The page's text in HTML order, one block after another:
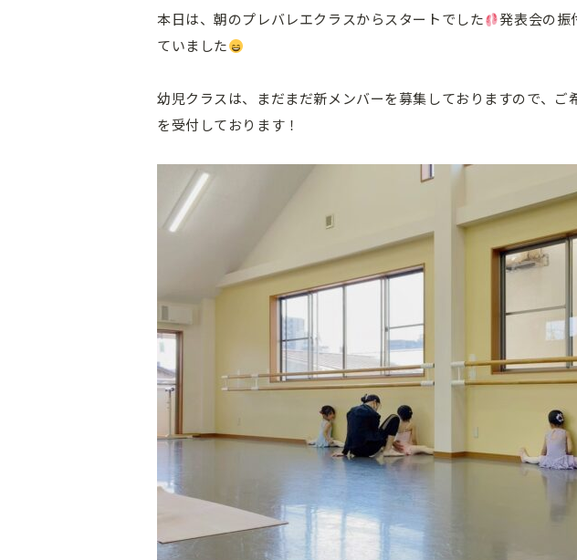
本日は、朝のプレバレエクラスからスタートでした
発表会の振
ていました
幼児クラスは、まだまだ新メンバーを募集しておりますので、
を受付しております！